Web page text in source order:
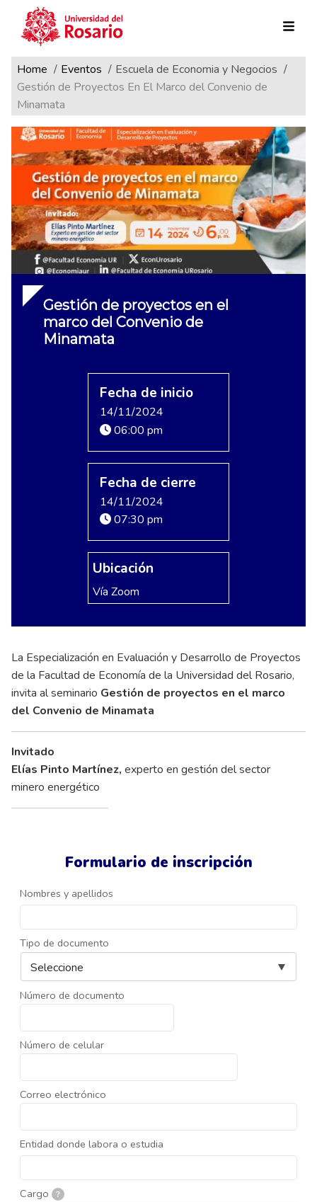
Pasar al contenido principal
Formulario de inscripción
Nombres y apellidos
Tipo de documento
Número de documento
Número de celular
Correo electrónico
Entidad donde labora o estudia
Cargo ?
Ruta de navegación
Home Eventos
Escuela de Economia y Negocios
Gestión de Proyectos En El Marco del Convenio de
Minamata
Gestión de proyectos en el
marco del Convenio de
Minamata
Fecha de inicio
14/11/2024
06:00 pm
Fecha de cierre
14/11/2024
07:30 pm
Ubicación
Vía Zoom
La Especialización en Evaluación y Desarrollo de Proyectos
de la Facultad de Economía de la Universidad del Rosario,
invita al seminario Gestión de proyectos en el marco
del Convenio de Minamata
Invitado
Elías Pinto Martínez, experto en gestión del sector
minero energético